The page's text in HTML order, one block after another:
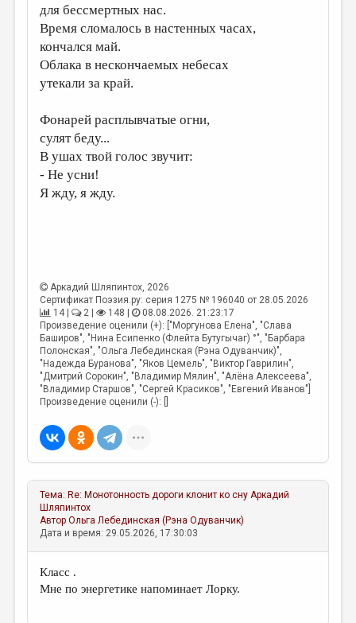
КОНКУРСЫ
ДЕТСКАЯ КОМНАТА
КНИЖНАЯ ПОЛКА
ОБЗОР ЛИТЕРАТУРЫ
СТРАНИЦЫ ПАМЯТИ
ОБЪЯВЛЕНИЯ
КОЛОНКА РЕДАКТОРА
ЭССЕИСТИКА
ЛИТЕРАТУРОВЕДЕНИЕ
КУЛЬТУРОВЕДЕНИЕ
ПУБЛИЦИСТИКА
РЕЦЕНЗИРОВАНИЕ
ЦИКЛЫ ПУБЛИКАЦИЙ
ТРЕДИАКОВСКИЙ
МЕДИА
ВКОНТАКТЕ
для бессмертных нас.
Время сломалось в настенных часах,
кончался май.
Облака в нескончаемых небесах
утекали за край.
Фонарей расплывчатые огни,
сулят беду...
В ушах твой голос звучит:
- Не усни!
Я жду, я жду.
Аркадий Шляпинтох, 2026
Сертификат Поэзия.ру: серия 1275 № 196040 от 28.05.2026
14 |
2 | 148 |
08.08.2026. 21:23:17
Произведение оценили (+): ["Моргунова Елена", "Слава
Баширов", "Нина Есипенко (Флейта Бутугычаг) °", "Барбара
Полонская", "Ольга Лебединская (Рэна Одуванчик)",
"Надежда Буранова", "Яков Цемель", "Виктор Гаврилин",
"Дмитрий Сорокин", "Владимир Мялин", "Алёна Алексеева",
"Владимир Старшов", "Сергей Красиков", "Евгений Иванов"]
Произведение оценили (-): []
Тема: Re: Монотонность дороги клонит ко сну Аркадий
Шляпинтох
АвторОльга Лебединская (Рэна Одуванчик)
Дата и время: 29.05.2026, 17:30:03
Класс .
Мне по энергетике напоминает Лорку.